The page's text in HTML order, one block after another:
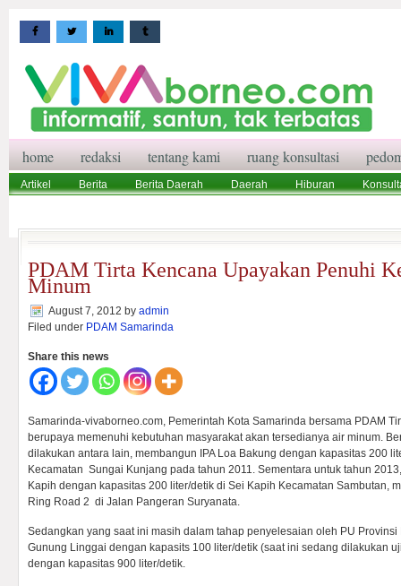
home redaksi tentang kami ruang konsultasi
Artikel Berita Berita Daerah Daerah Hiburan
PDAM Tirta Kencana Upayakan Penuhi
Minum
August 7, 2012 by admin
Filed under PDAM Samarinda
Share this news
Samarinda-vivaborneo.com, Pemerintah Kota Samarinda bersama PDAM
berupaya memenuhi kebutuhan masyarakat akan tersedianya air minum.
dilakukan antara lain, membangun IPA Loa Bakung dengan kapasitas 200
Kecamatan Sungai Kunjang pada tahun 2011. Sementara untuk tahun
Kapih dengan kapasitas 200 liter/detik di Sei Kapih Kecamatan Sambutan,
Ring Road 2 di Jalan Pangeran Suryanata.
Sedangkan yang saat ini masih dalam tahap penyelesaian oleh PU Provinsi
Gunung Linggai dengan kapasits 100 liter/detik (saat ini sedang dilakukan
dengan kapasitas 900 liter/detik.